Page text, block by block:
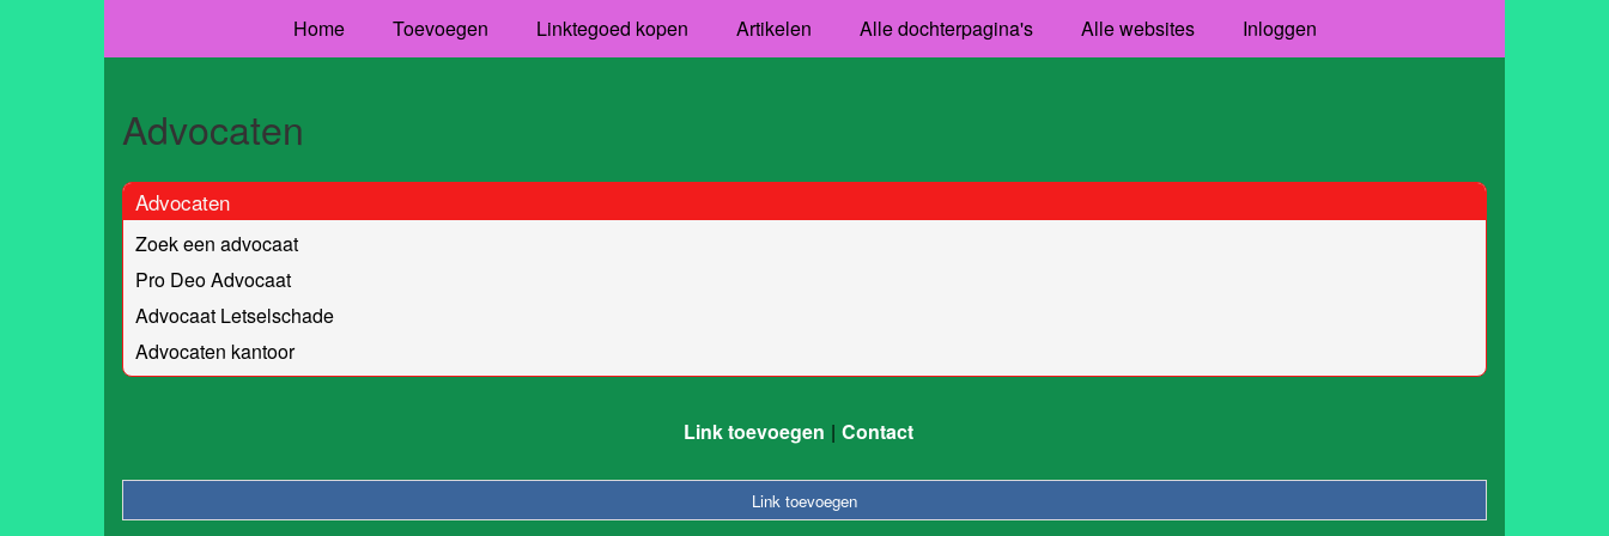
Home Toevoegen Linktegoed kopen Artikelen Alle dochterpagina's Alle websites Inloggen
Advocaten
Advocaten
Zoek een advocaat
Pro Deo Advocaat
Advocaat Letselschade
Advocaten kantoor
Link toevoegen Contact
Link toevoegen